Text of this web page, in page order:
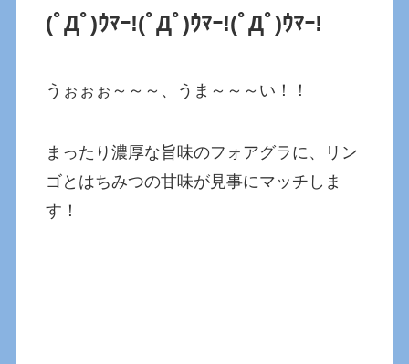
(ﾟДﾟ)ｳﾏｰ!(ﾟДﾟ)ｳﾏｰ!(ﾟДﾟ)ｳﾏｰ!
うぉぉぉ～～～、うま～～～い！！
まったり濃厚な旨味のフォアグラに、リン
ゴとはちみつの甘味が見事にマッチしま
す！